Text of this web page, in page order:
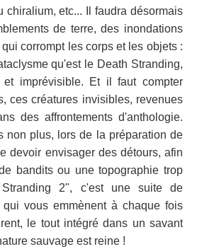
chiralium, etc... Il faudra désormais
de terre, des inondations
corrompt les corps et les objets :
qu'est le Death Stranding,
imprévisible. Et il faut compter
ces créatures invisibles, revenues
des affrontements d'anthologie.
non plus, lors de la préparation de
devoir envisager des détours, afin
bandits ou une topographie trop
Stranding 2", c'est une suite de
qui vous emmènent à chaque fois
le tout intégré dans un savant
sauvage est reine !